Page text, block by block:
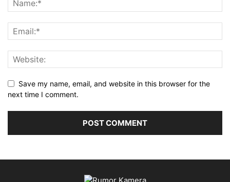
Save my name, email, and website in this browser for the
next time I comment.